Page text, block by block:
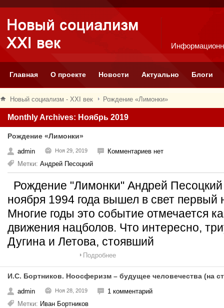
Главная О проекте Новости Актуально Блоги
Новый социализм - XXI век Рождение «Лимонки»
Monthly Archives: Ноябрь 2019
Рождение «Лимонки»
admin Ноя 29, 2019
Комментариев нет
Метки: Андрей Песоцкий
Рождение "Лимонки" Андрей
ноября 1994 года вышел в свет первый
Многие годы это событие отмечается
движения нацболов. Что интересно,
Дугина и Летова, стоявший
Подробнее
И.С. Бортников. Ноосферизм – будущее человечества (на
admin Ноя 28, 2019
1 комментарий
Метки: Иван Бортников